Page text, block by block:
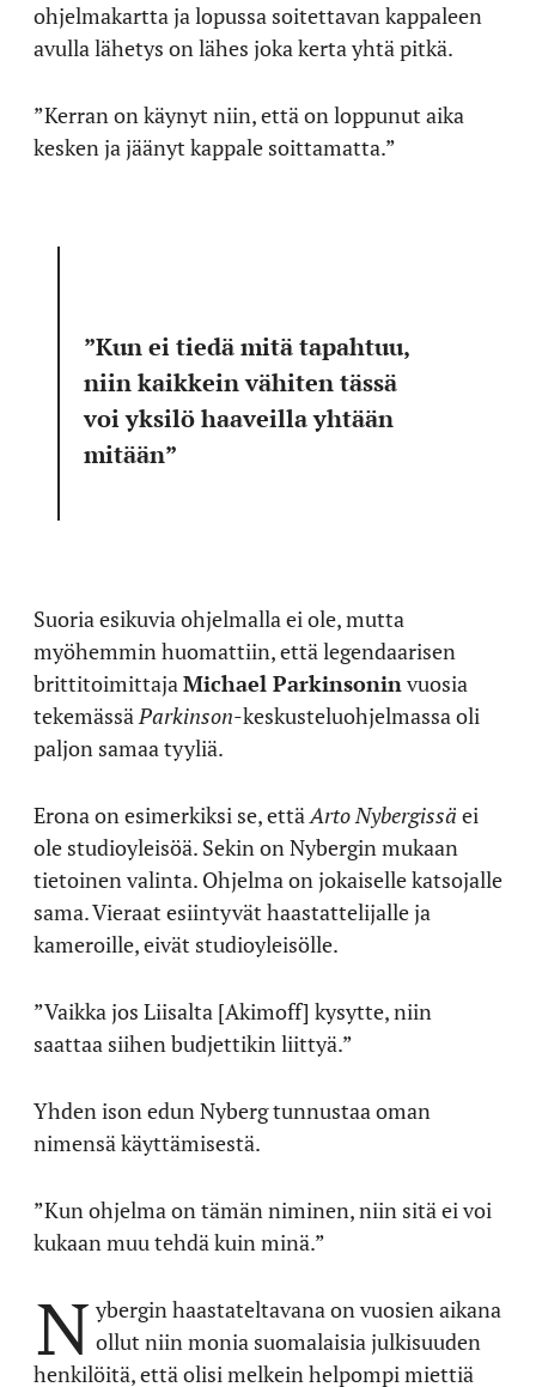
ohjelmakartta ja lopussa soitettavan kappaleen
avulla lähetys on lähes joka kerta yhtä pitkä.
”Kerran on käynyt niin, että on loppunut aika
kesken ja jäänyt kappale soittamatta.”
”Kun ei tiedä mitä tapahtuu,
niin kaikkein vähiten tässä
voi yksilö haaveilla yhtään
mitään”
Suoria esikuvia ohjelmalla ei ole, mutta
myöhemmin huomattiin, että legendaarisen
brittitoimittajaMichael Parkinsoninvuosia
tekemässäParkinson-keskusteluohjelmassa oli
paljon samaa tyyliä.
Erona on esimerkiksi se, ettäArto Nybergissä ei
ole studioyleisöä. Sekin on Nybergin mukaan
tietoinen valinta. Ohjelma on jokaiselle katsojalle
sama. Vieraat esiintyvät haastattelijalle ja
kameroille, eivät studioyleisölle.
”Vaikka jos Liisalta [Akimoff] kysytte, niin
saattaa siihen budjettikin liittyä.”
Yhden ison edun Nyberg tunnustaa oman
nimensä käyttämisestä.
”Kun ohjelma on tämän niminen, niin sitä ei voi
kukaan muu tehdä kuin minä.”
N ybergin haastateltavana on vuosien aikana
ollut niin monia suomalaisia julkisuuden
henkilöitä, että olisi melkein helpompi miettiä